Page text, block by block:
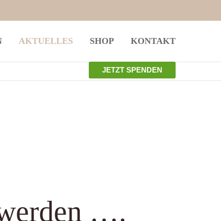
leider nicht.
AKTUELLES SHOP KONTAKT
JETZT SPENDEN
….